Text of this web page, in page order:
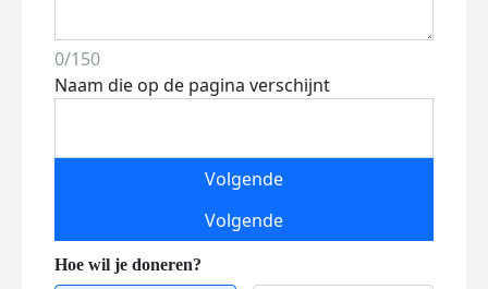
0/150
Naam die op de pagina verschijnt
Volgende
Volgende